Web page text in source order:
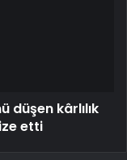
düşen kârlılık
etti